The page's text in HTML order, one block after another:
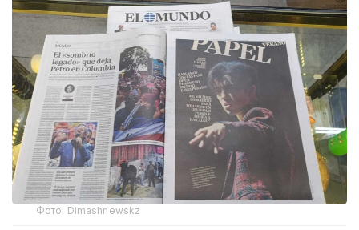
Фото: Dimashnewskz